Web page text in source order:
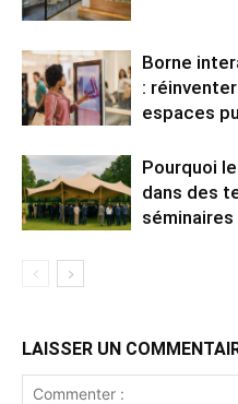
Borne
:
espaces
Pourquoi
dans des
séminaires
LAISSER UN